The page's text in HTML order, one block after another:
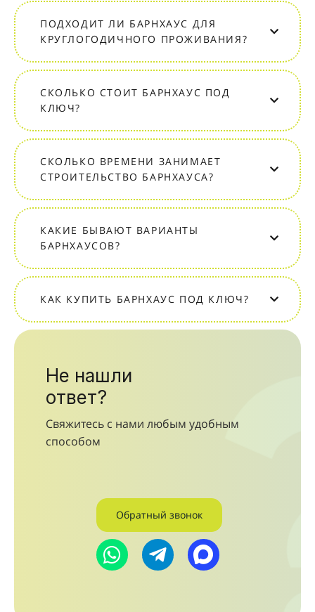
ПОДХОДИТ ЛИ БАРНХАУС ДЛЯ
КРУГЛОГОДИЧНОГО ПРОЖИВАНИЯ?
СКОЛЬКО СТОИТ БАРНХАУС ПОД
КЛЮЧ?
СКОЛЬКО ВРЕМЕНИ ЗАНИМАЕТ
СТРОИТЕЛЬСТВО БАРНХАУСА?
КАКИЕ БЫВАЮТ ВАРИАНТЫ
БАРНХАУСОВ?
КАК КУПИТЬ БАРНХАУС ПОД КЛЮЧ?
Не нашли
ответ?
Свяжитесь с нами любым удобным
способом
Обратный звонок